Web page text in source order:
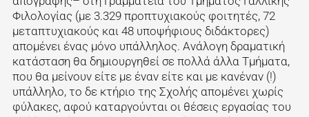
Φιλολογίας (με 3.329 προπτυχιακούς φοιτητές, 72
μεταπτυχιακούς και 48 υποψήφιους διδάκτορες)
απομένει ένας μόνο υπάλληλος. Ανάλογη δραματική
κατάσταση θα δημιουργηθεί σε πολλά άλλα Τμήματα,
που θα μείνουν είτε με έναν είτε και με κανέναν (!)
υπάλληλο, το δε κτήριο της Σχολής απομένει χωρίς
φύλακες, αφού καταργούνται οι θέσεις εργασίας του